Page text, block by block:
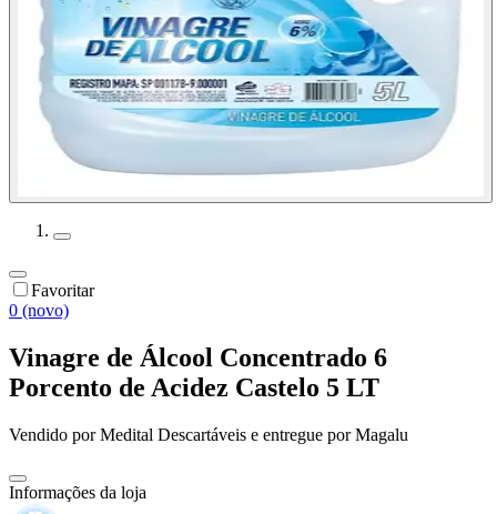
Favoritar
0 (novo)
Vinagre de Álcool Concentrado 6
Porcento de Acidez Castelo 5 LT
Vendido porMedital Descartáveis e entregue por Magalu
Informações da loja